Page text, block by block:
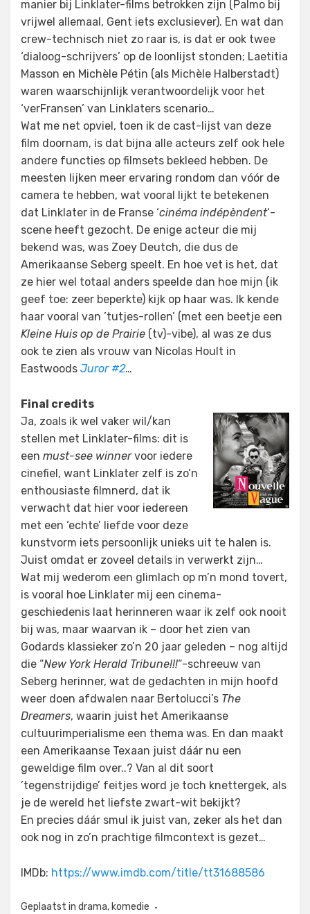
manier bij Linklater-films betrokken zijn (Palmo bij
vrijwel allemaal, Gent iets exclusiever). En wat dan
crew-technisch niet zo raar is, is dat er ook twee
‘dialoog-schrijvers’ op de loonlijst stonden; Laetitia
Masson en Michèle Pétin (als Michèle Halberstadt)
waren waarschijnlijk verantwoordelijk voor het
‘verFransen’ van Linklaters scenario…
Wat me net opviel, toen ik de cast-lijst van deze
film doornam, is dat bijna alle acteurs zelf ook hele
andere functies op filmsets bekleed hebben. De
meesten lijken meer ervaring rondom dan vóór de
camera te hebben, wat vooral lijkt te betekenen
dat Linklater in de Franse ‘cinéma indépèndent‘-
scene heeft gezocht. De enige acteur die mij
bekend was, was Zoey Deutch, die dus de
Amerikaanse Seberg speelt. En hoe vet is het, dat
ze hier wel totaal anders speelde dan hoe mijn (ik
geef toe: zeer beperkte) kijk op haar was. Ik kende
haar vooral van ’tutjes-rollen’ (met een beetje een
Kleine Huis op de Prairie (tv)-vibe), al was ze dus
ook te zien als vrouw van Nicolas Hoult in
Eastwoods Juror #2…
Final credits
Ja, zoals ik wel vaker wil/kan
stellen met Linklater-films: dit is
een must-see winnervoor iedere
cinefiel, want Linklater zelf is zo’n
enthousiaste filmnerd, dat ik
verwacht dat hier voor iedereen
met een ‘echte’ liefde voor deze
kunstvorm iets persoonlijk unieks uit te halen is.
Juist omdat er zoveel details in verwerkt zijn…
Wat mij wederom een glimlach op m’n mond tovert,
is vooral hoe Linklater mij een cinema-
geschiedenis laat herinneren waar ik zelf ook nooit
bij was, maar waarvan ik – door het zien van
Godards klassieker zo’n 20 jaar geleden – nog altijd
die “New York Herald Tribune!!!“-schreeuw van
Seberg herinner, wat de gedachten in mijn hoofd
weer doen afdwalen naar Bertolucci’s The
Dreamers, waarin juist het Amerikaanse
cultuurimperialisme een thema was. En dan maakt
een Amerikaanse Texaan juist dáár nu een
geweldige film over..? Van al dit soort
’tegenstrijdige’ feitjes word je toch knettergek, als
je de wereld het liefste zwart-wit bekijkt?
En precies dáár smul ik juist van, zeker als het dan
ook nog in zo’n prachtige filmcontext is gezet…
IMDb: https://www.imdb.com/title/tt31688586
Geplaatst in drama, komedie